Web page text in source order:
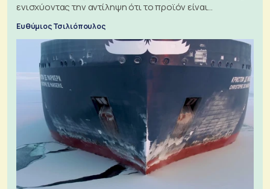
ενισχύοντας την αντίληψη ότι το προϊόν είναι
Ευθύμιος Τσιλιόπουλος